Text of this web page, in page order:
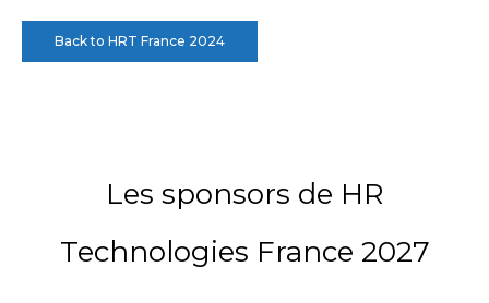
Back to HRT France 2024
Les sponsors de HR
Technologies France 2027